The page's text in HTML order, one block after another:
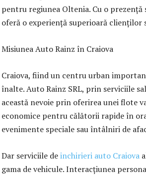
pentru regiunea Oltenia. Cu o
oferă o experiență superioară clienților
Misiunea Auto Rainz în Craiova
Craiova, fiind un centru urban
înalte. Auto Rainz SRL, prin serviciile
această nevoie prin oferirea unei flote
economice pentru călătorii rapide în
evenimente speciale sau întâlniri de
Dar serviciile deinchirieri auto Craiova
gama de vehicule. Interacțiunea